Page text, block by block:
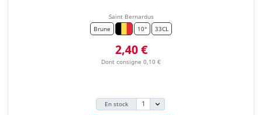
Saint Bernardus
Brune
10° 33CL
Prix
2,40 €
Dont consigne 0,10 €
En stock